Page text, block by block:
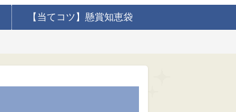
【当てコツ】懸賞知恵袋